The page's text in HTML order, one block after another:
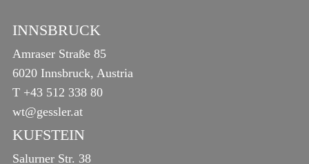
INNSBRUCK
Amraser Straße 85
6020 Innsbruck, Austria
T +43 512 338 80
wt@gessler.at
KUFSTEIN
Salurner Str. 38